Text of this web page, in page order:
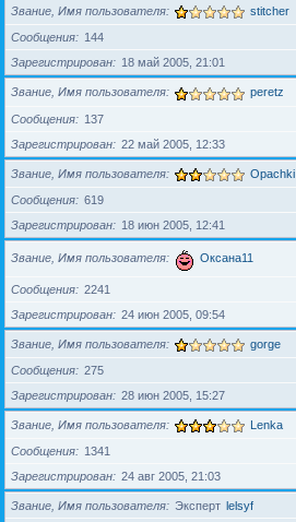
Звание, Имя пользователя stitcher
Сообщения
144
Зарегистрирован
18 май 2005, 21:01
Звание, Имя пользователя peretz
Сообщения
137
Зарегистрирован
22 май 2005, 12:33
Звание, Имя пользователя Opachki
Сообщения
619
Зарегистрирован
18 июн 2005, 12:41
Звание, Имя пользователя Оксана11
Сообщения
2241
Зарегистрирован
24 июн 2005, 09:54
Звание, Имя пользователя gorge
Сообщения
275
Зарегистрирован
28 июн 2005, 15:27
Звание, Имя пользователя Lenka
Сообщения
1341
Зарегистрирован
24 авг 2005, 21:03
Звание, Имя пользователя Эксперт lelsyf